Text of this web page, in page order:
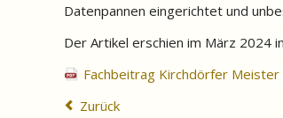
Datenpannen eingerichtet und
Der Artikel erschien im März 2024
Fachbeitrag Kirchdörfer Meister
Zurück